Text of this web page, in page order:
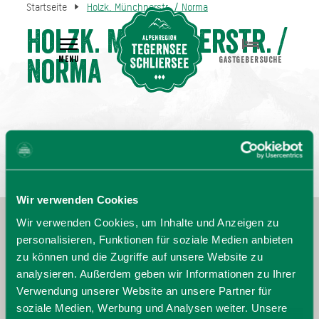
Wir verwenden Cookies
Wir verwenden Cookies, um Inhalte und Anzeigen zu
personalisieren, Funktionen für soziale Medien anbieten
zu können und die Zugriffe auf unsere Website zu
analysieren. Außerdem geben wir Informationen zu Ihrer
Verwendung unserer Website an unsere Partner für
soziale Medien, Werbung und Analysen weiter. Unsere
Startseite Holzk. Münchnerstr. / Norma
Holzk. Münchnerstr. /
Norma
MENU GASTGEBERSUCHE